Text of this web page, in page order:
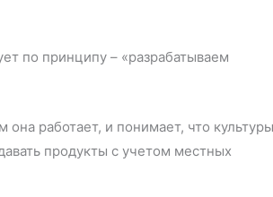
по принципу – «разрабатываем
работает, и понимает, что культуры
продукты с учетом местных